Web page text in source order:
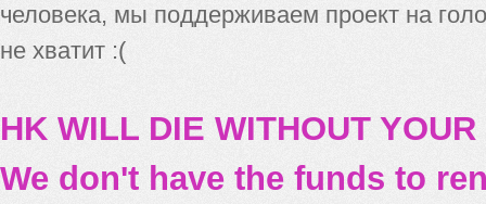
человека, мы поддерживаем проект на
не хватит :(
HK WILL DIE WITHOUT
We don't have the funds to